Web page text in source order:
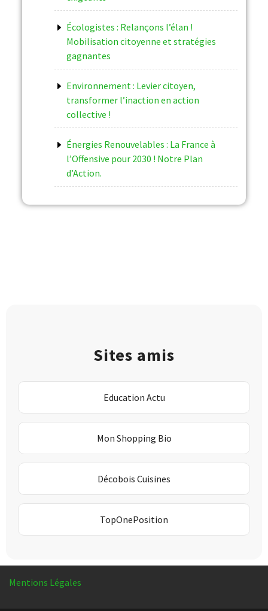
Écologistes : Relançons l’élan !
Mobilisation citoyenne et stratégies
gagnantes
Environnement : Levier citoyen,
transformer l’inaction en action
collective !
Énergies Renouvelables : La France à
l’Offensive pour 2030 ! Notre Plan
d’Action.
Sites amis
Education Actu
Mon Shopping Bio
Décobois Cuisines
TopOnePosition
Mentions Légales